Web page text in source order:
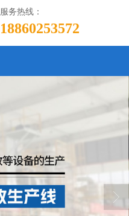
服务热线：
18860253572